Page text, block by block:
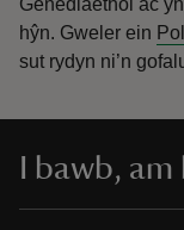
Genedlaethol ac
hŷn. Gweler ein
sut rydyn ni’n
I bawb,